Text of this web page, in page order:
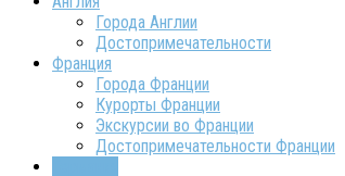
Города Англии
Достопримечательности
Франция
Города Франции
Курорты Франции
Экскурсии во Франции
Достопримечательности Франции